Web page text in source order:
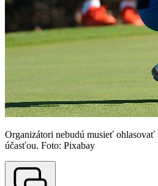
Organizátori nebudú musieť ohlasovať
účasťou. Foto: Pixabay